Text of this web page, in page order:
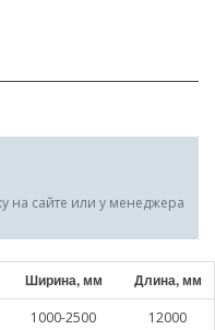
на сайте или у менеджера
Ширина, мм Длина, мм
1000-2500 12000